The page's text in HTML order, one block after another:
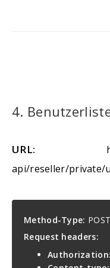
4.
URL: https://
api/reseller/private/
Method-Type: POST
Request headers: